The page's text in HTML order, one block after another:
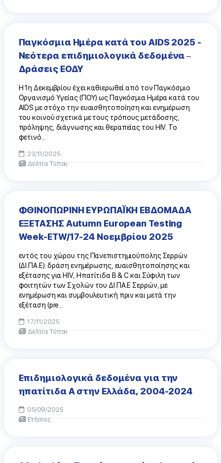
Παγκόσμια Ημέρα κατά του AIDS 2025 -
Νεότερα επιδημιολογικά δεδομένα –
Δράσεις ΕΟΔΥ
H 1η Δεκεμβρίου έχει καθιερωθεί από τον Παγκόσμιο
Οργανισμό Υγείας (ΠΟΥ) ως Παγκόσμια Ημέρα κατά του
AIDS με στόχο την ευαισθητοποίηση και ενημέρωση
του κοινού σχετικά με τους τρόπους μετάδοσης,
πρόληψης, διάγνωσης και θεραπείας του HIV. Το
φετινό...
23/11/2025
Δελτία Τύπου
ΦΘΙΝΟΠΩΡΙΝΗ ΕΥΡΩΠΑΪΚΗ ΕΒΔΟΜΑΔΑ
ΕΞΕΤΑΣΗΣ Autumn European Testing
Week-ETW/17-24 Νοεμβρίου 2025
εντός του χώρου της Πανεπιστημιούπολης Σερρών
(ΔΙ.ΠΑ.Ε): δράση ενημέρωσης, ευαισθητοποίησης και
εξέτασης για HIV, Ηπατίτιδα Β & C και Σύφιλη των
φοιτητών των Σχολών του ΔΙ.ΠΑ.Ε Σερρών, με
ενημέρωση και συμβουλευτική πριν και μετά την
εξέταση (pre...
17/11/2025
Δελτία Τύπου
Επιδημιολογικά δεδομένα για την
ηπατίτιδα Α στην Ελλάδα, 2004-2024
05/09/2025
Ετήσιες